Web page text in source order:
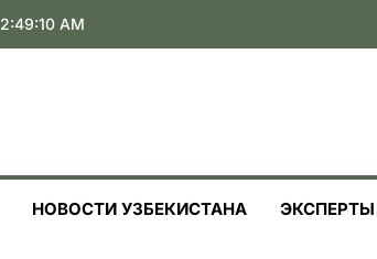
2:49:11 AM
НОВОСТИ УЗБЕКИСТАНА ЭКСПЕРТЫ